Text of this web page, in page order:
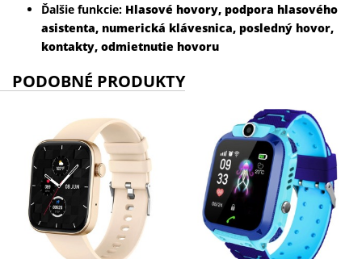
Ďalšie funkcie: Hlasové hovory, podpora hlasového
asistenta, numerická klávesnica, posledný hovor,
kontakty, odmietnutie hovoru
PODOBNÉ PRODUKTY